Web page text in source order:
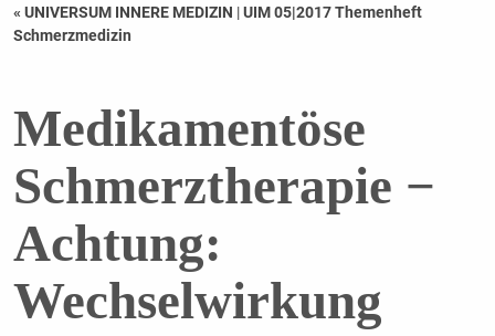
« UNIVERSUM INNERE MEDIZIN |UIM 05|2017 Themenheft
Schmerzmedizin
Medikamentöse
Schmerztherapie −
Achtung:
Wechselwirkung